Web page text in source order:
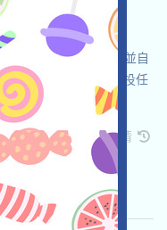
面，自行盡調，確保並自
手機挖礦，並完成空投任
请获得更多！
Twitter 手机
邀请